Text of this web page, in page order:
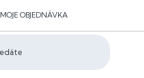
MOJE OBJEDNÁVKA